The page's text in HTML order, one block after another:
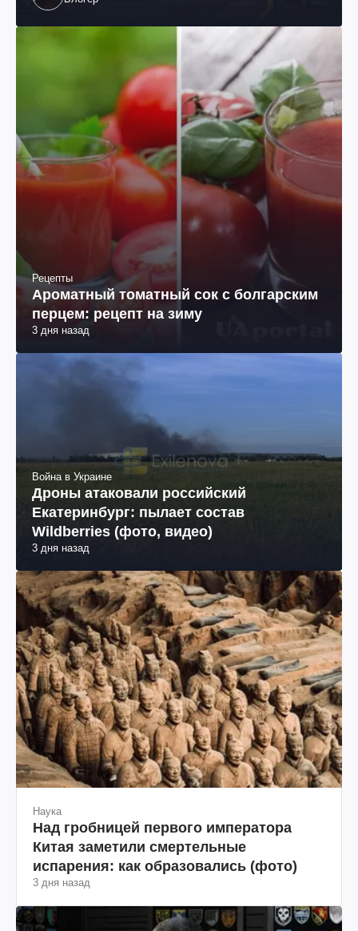
Рецепты
Ароматный томатный сок с болгарским
перцем: рецепт на зиму
3 дня назад
Война в Украине
Дроны атаковали российский
Екатеринбург: пылает состав
Wildberries (фото, видео)
3 дня назад
Наука
Над гробницей первого императора
Китая заметили смертельные
испарения: как образовались (фото)
3 дня назад